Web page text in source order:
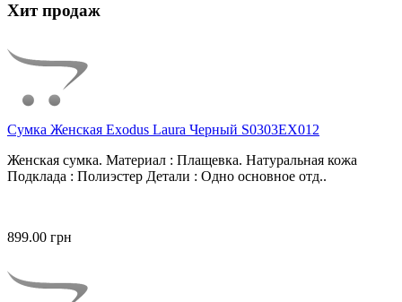
Хит продаж
Сумка Женская Exodus Laura Черный S0303EX012
Женская сумка. Материал : Плащевка. Натуральная кожа
Подклада : Полиэстер Детали : Одно основное отд..
899.00 грн